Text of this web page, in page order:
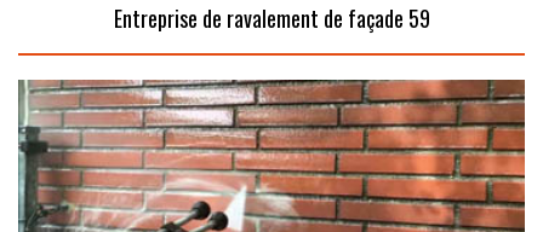
Entreprise de ravalement de façade 59